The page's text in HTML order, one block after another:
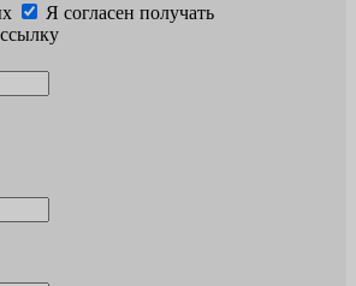
Я согласен получать